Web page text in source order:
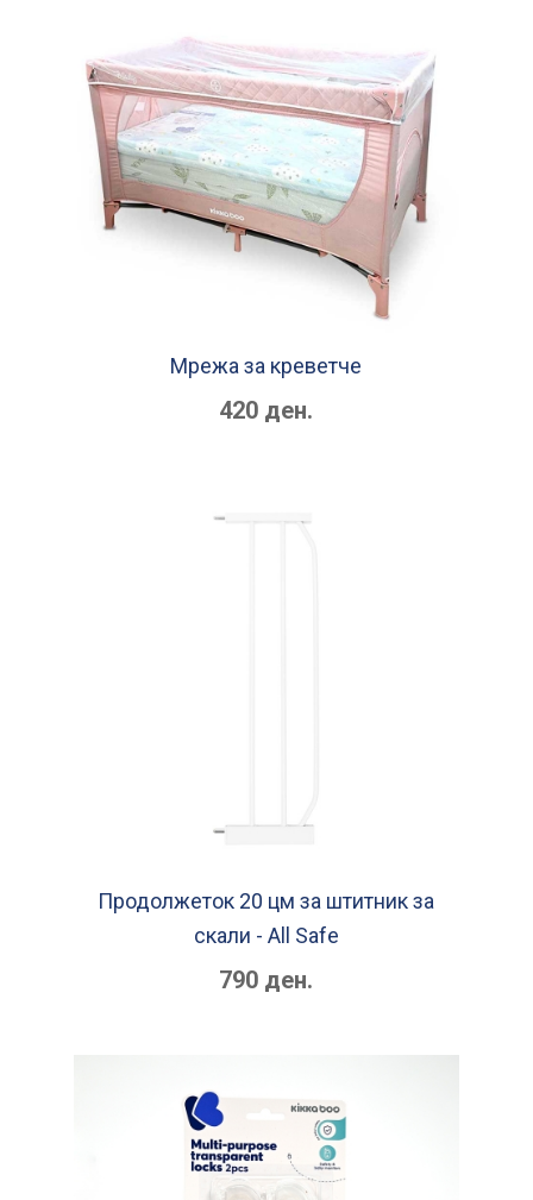
Mрежа за креветче
420 ден.
Продолжеток 20 цм за штитник за
скали - Аll Ѕafe
790 ден.